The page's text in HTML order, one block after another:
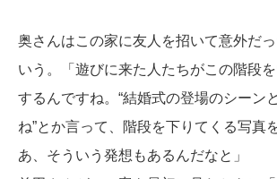
奥さんはこの家に友人を招いて意外だ
いう。「遊びに来た人たちがこの階段
するんですね。“結婚式の登場のシーン
ね”とか言って、階段を下りてくる写真
あ、そういう発想もあるんだなと」